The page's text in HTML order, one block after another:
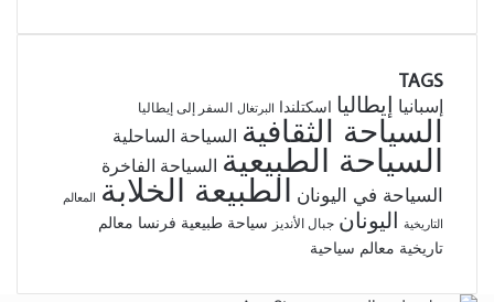
غريبة
العالم:
فوق
الجبال:
أغرب
وأروع
وجهات
تطبيق
بسهولة
TAGS
إسبانيا إيطاليا اسكتلندا البرتغال السفر إلى إيطاليا
السياحة الثقافية السياحة الساحلية
السياحة الطبيعية السياحة الفاخرة
السياحة في اليونان الطبيعة الخلابة المعالم
التاريخية اليونان جبال الأنديز سياحة طبيعية فرنسا معالم
تاريخية معالم سياحية